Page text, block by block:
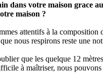
dans votre maison grace
maison ?
attentifs à la
nous respirons reste une
que les quelque 12
à maîtriser, nous